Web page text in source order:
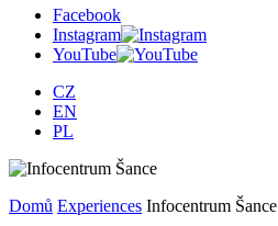
Facebook
Instagram
YouTube
CZ
EN
PL
Domů Experiences Infocentrum Šance